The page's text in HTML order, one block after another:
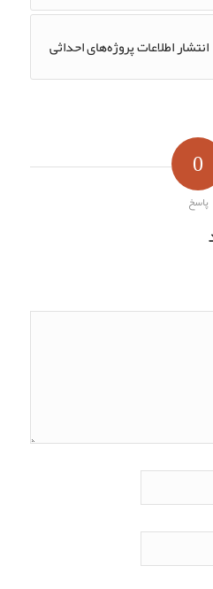
انتشار اطلاعات پروژه‌های احداثی
0
پاسخ